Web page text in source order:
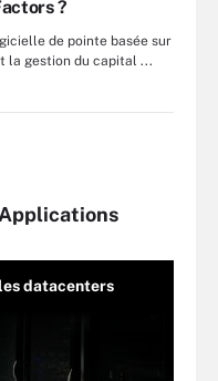
?
de pointe basée sur
la gestion du capital ...
datacenters